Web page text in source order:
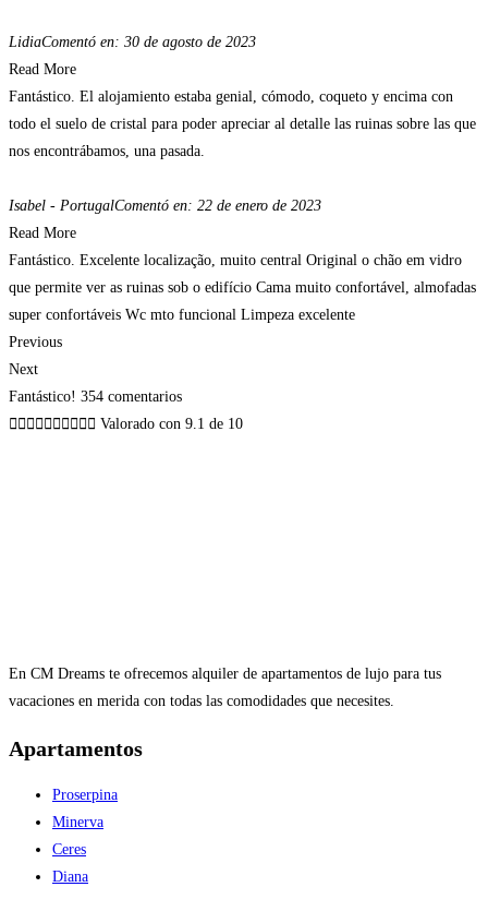
LidiaComentó en: 30 de agosto de 2023
Read More
Fantástico. El alojamiento estaba genial, cómodo, coqueto y encima con
todo el suelo de cristal para poder apreciar al detalle las ruinas sobre las que
nos encontrábamos, una pasada.
Isabel - PortugalComentó en: 22 de enero de 2023
Read More
Fantástico. Excelente localização, muito central Original o chão em vidro
que permite ver as ruinas sob o edifício Cama muito confortável, almofadas
super confortáveis Wc mto funcional Limpeza excelente
Previous
Next
Fantástico! 354 comentarios
          Valorado con 9.1 de 10
En CM Dreams te ofrecemos alquiler de apartamentos de lujo para tus
vacaciones en merida con todas las comodidades que necesites.
Apartamentos
Proserpina
Minerva
Ceres
Diana